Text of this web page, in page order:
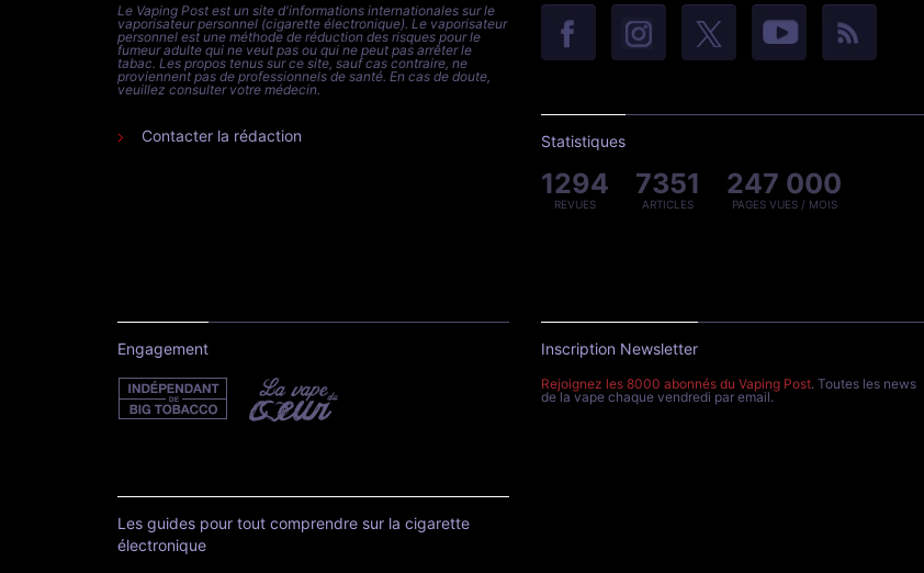
Le Vaping Post est un site d'informations internationales sur le
vaporisateur personnel (cigarette électronique). Le vaporisateur
personnel est une méthode de réduction des risques pour le
fumeur adulte qui ne veut pas ou qui ne peut pas arrêter le
tabac. Les propos tenus sur ce site, sauf cas contraire, ne
proviennent pas de professionnels de santé. En cas de doute,
veuillez consulter votre médecin.
Contacter la rédaction Statistiques
1294
REVUES
7351
ARTICLES
247 000
PAGES VUES / MOIS
Engagement
Les guides pour tout comprendre sur la cigarette
électronique
Inscription Newsletter
Rejoignez les 8000 abonnés du Vaping Post. Toutes les news
de la vape chaque vendredi par email.